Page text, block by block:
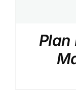
Plan